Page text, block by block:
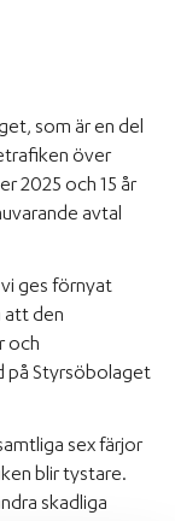
som är en del
över
2025 och 15 år
avtal
ges förnyat
den
och
på Styrsöbolaget
sex färjor
blir tystare.
skadliga